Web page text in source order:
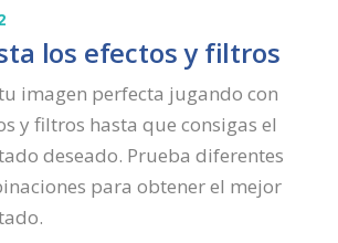
los efectos y filtros
imagen perfecta jugando con
y filtros hasta que consigas el
deseado. Prueba diferentes
para obtener el mejor